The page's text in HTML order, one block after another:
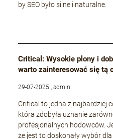
by SEO było silne i naturalne.
Critical: Wysokie plony i
warto zainteresować się tą
29-07-2025 , admin
Critical to jedna z najbardziej
która zdobyła uznanie
profesjonalnych hodowców.
że jest to doskonały wybór